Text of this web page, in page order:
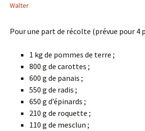
Walter
Pour une part de récolte (prévue pour 4
1 kg de pommes de terre ;
800 g de carottes ;
600 g de panais ;
550 g de radis ;
650 g d’épinards ;
210 g de roquette ;
110 g de mesclun ;